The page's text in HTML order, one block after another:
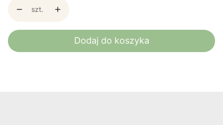
szt.
Dodaj do koszyka